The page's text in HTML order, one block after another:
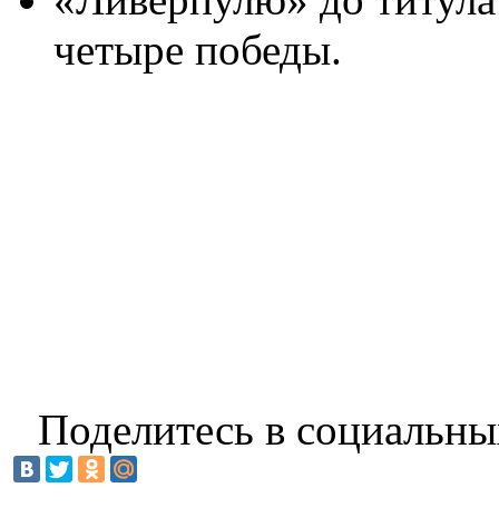
четыре победы.
Поделитесь в